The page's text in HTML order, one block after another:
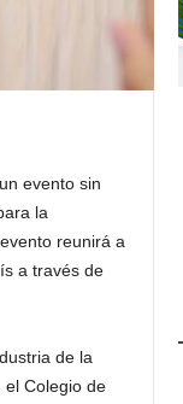
evento sin
la
reunirá a
a través de
de la
el Colegio de